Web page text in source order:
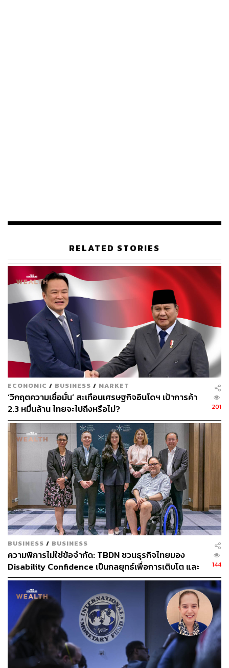
โดยออสเตรเลียยังได้รับแรงกดดันจากบรรดาประเทศเพื่อน
บ้านในแปซิฟิก เกี่ยวกับประเด็นด้านการเปลี่ยนแปลงสภาพ
ภูมิอากาศ รวมถึงการสร้างหลักประกันว่า ความสัมพันธ์
ไตรภาคีด้านความมั่นคงอย่าง AUKUS ที่รัฐบาลออสเตรเลีย
ได้จับมือกับสหราชอาณาจักรและสหรัฐอเมริกาจะไม่ทำให้
ภูมิภาคนี้ตึงเครียดมากยิ่งขึ้นในอนาคต
บทความที่เกี่ยวข้อง:
สำรวจแนวทางการใช้วัคซีน mRNA เป็น ‘วัคซีนเข็มที่
3’ ในประเทศที่ใช้วัคซีน Sinovac
เปรียบเทียบประสิทธิภาพล่าสุด วัคซีน Sinovac vs. Pfiz
er-BioNTech ในชิลี
โควิด-19 กลายพันธ์ุสายพันธ์ุต่างๆ มีชื่อเรียกใหม่ว่าอย่
างไร
สำรวจราคาวัคซีนต้านโควิด-19 ในประชาคมโลก โดส
ละเท่าไร
ผลข้างเคียงวัคซีนต้านโควิด-19 ในประชาคมโลก อาก
ารเป็นอย่างไรบ้าง
เช็กประสิทธิภาพวัคซีนต้านโควิด-19 ล่าสุด
ภาพ:Martina Pellecchia/ Shutterstock
อ้างอิง:
https://www.theguardian.com/world/2021/sep/29/paci
fic-nations-face-lost-decade-due-to-economic-cost-of
-covid
https://devpolicy.org/aidtracker/trends/
https://pacificaidmap.lowyinstitute.org/
TAGS: เศรษฐกิจ เชื้อไวรัสโคโรนา
COVID-19
เศรษฐกิจหดตัว
Lost Decade
RELATED STORIES
ECONOMIC / BUSINESS / MARKET
‘วิกฤตความเชื่อมั่น’ สะเทือนเศรษฐกิจอินโดฯ เป้าการค้า
2.3 หมื่นล้าน ไทยจะไปถึงหรือไม่?
201
BUSINESS / BUSINESS
ความพิการไม่ใช่ข้อจำกัด: TBDN ชวนธุรกิจไทยมอง
Disability Confidence เป็นกลยุทธ์เพื่อการเติบโต และ
อนาคตแรงงานไทย
144